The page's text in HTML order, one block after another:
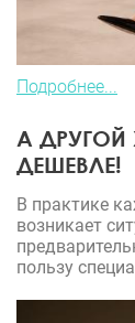
Подробнее...
А ДРУГОЙ
ДЕШЕВЛЕ!
В практике
возникает
пользу